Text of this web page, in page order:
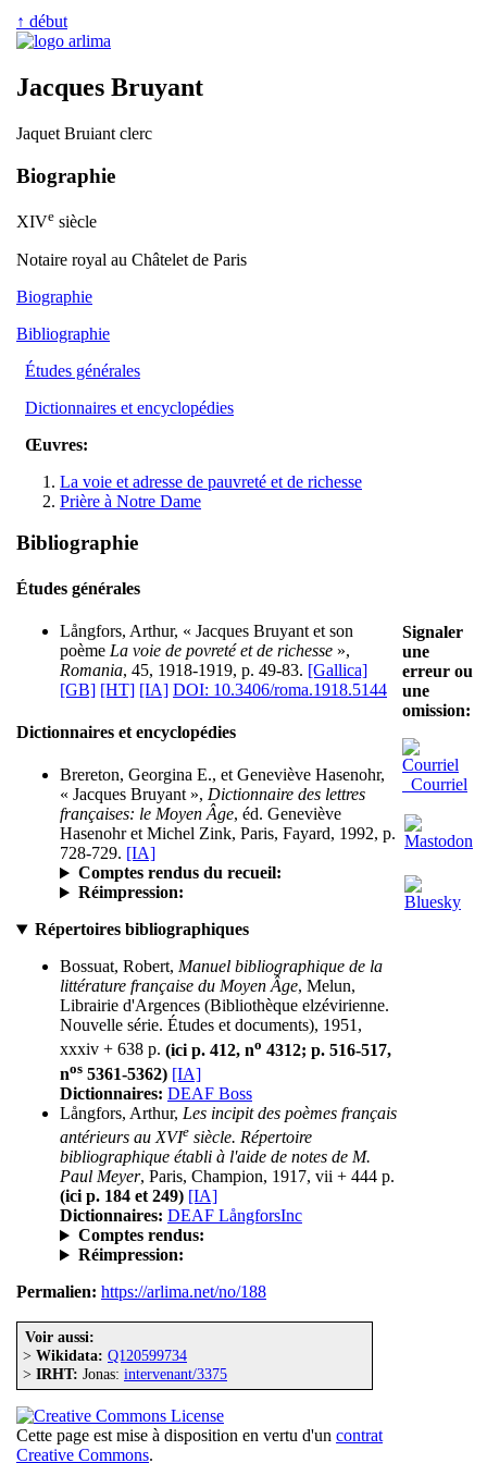
↑ début
Jacques Bruyant
Jaquet Bruiant clerc
Biographie
XIVe siècle
Notaire royal au Châtelet de Paris
Biographie
Bibliographie
Études générales
Dictionnaires et encyclopédies
Œuvres:
La voie et adresse de pauvreté et de richesse
Prière à Notre Dame
Bibliographie
Études générales
Långfors, Arthur, « Jacques Bruyant et son
poème La voie de povreté et de richesse »,
Romania, 45, 1918-1919, p. 49-83. [Gallica]
[GB] [HT] [IA] DOI: 10.3406/roma.1918.5144
Dictionnaires et encyclopédies
Brereton, Georgina E., et Geneviève Hasenohr,
« Jacques Bruyant », Dictionnaire des lettres
françaises: le Moyen Âge, éd. Geneviève
Hasenohr et Michel Zink, Paris, Fayard, 1992, p.
728-729. [IA]
Comptes rendus du recueil:
Réimpression:
Répertoires bibliographiques
Bossuat, Robert, Manuel bibliographique de la
littérature française du Moyen Âge, Melun,
Librairie d'Argences (Bibliothèque elzévirienne.
Nouvelle série. Études et documents), 1951,
xxxiv + 638 p. (ici p. 412, no 4312; p. 516-517,
nos 5361-5362) [IA]
Dictionnaires: DEAF Boss
Långfors, Arthur, Les incipit des poèmes français
antérieurs au XVIe siècle. Répertoire
bibliographique établi à l'aide de notes de M.
Paul Meyer, Paris, Champion, 1917, vii + 444 p.
(ici p. 184 et 249) [IA]
Dictionnaires: DEAF LångforsInc
Comptes rendus:
Réimpression:
Permalien: https://arlima.net/no/188
Voir aussi:
> Wikidata: Q120599734
> IRHT: Jonas: intervenant/3375
Cette page est mise à disposition en vertu d'un contrat
Creative Commons.
Signaler
une
erreur ou
une
omission:
Courriel